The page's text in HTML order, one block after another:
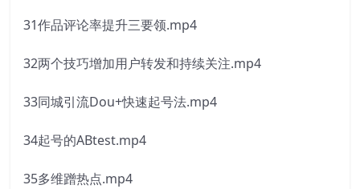
31作品评论率提升三要领.mp4
32两个技巧增加用户转发和持续关注.mp4
33同城引流Dou+快速起号法.mp4
34起号的ABtest.mp4
35多维蹭热点.mp4